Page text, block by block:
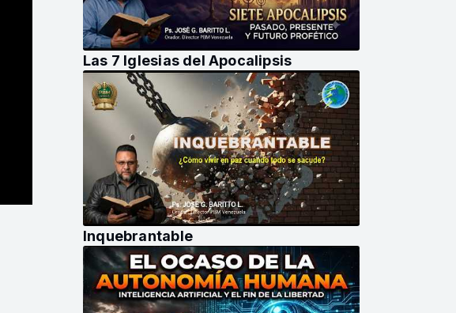
Las 7 Iglesias del Apocalipsis
Inquebrantable